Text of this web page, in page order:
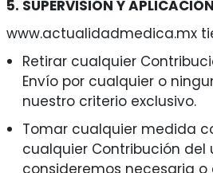
5. SUPERVISIÓN Y
www.actualidadmedica.mx
Retirar cualquier
Envío por cualquier o
nuestro criterio exclusivo.
Tomar cualquier medida
cualquier Contribución del
consideremos necesaria o